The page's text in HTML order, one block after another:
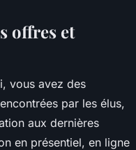
offres et
vous avez des
par les élus,
aux dernières
en présentiel, en ligne